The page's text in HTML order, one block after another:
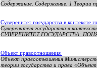
Содержание. Содержание. 1 Теории
Суверенитет государства в контексте
Суверенитет государства в
СУВЕРЕНИТЕТ ГОСУДАРСТВА:
Объект правоотношения
Объект правоотношения
теории государства и права